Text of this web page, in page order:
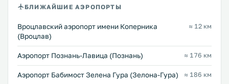
БЛИЖАЙШИЕ АЭРОПОРТЫ
Вроцлавский аэропорт имени Коперника
(Вроцлав)
≈ 12 км
Аэропорт Познань-Лавица (Познань) ≈ 176 км
Аэропорт Бабимост Зелена Гура (Зелона-Гура) ≈ 186 км